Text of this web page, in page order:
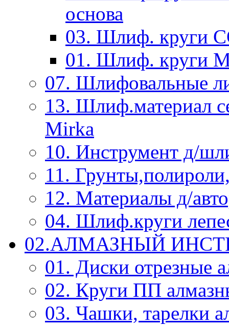
основа
03. Шлиф. круги
01. Шлиф. круги
07. Шлифовальные
13. Шлиф.материал
Mirka
10. Инструмент д/
11.
12. Материалы д/
04. Шлиф.круги
02.АЛМАЗНЫЙ
01. Диски отрезные
02. Круги ПП
03. Чашки, тарелки